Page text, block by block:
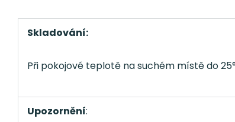
Skladování:
Při pokojové teplotě na suchém místě do
Upozornění: